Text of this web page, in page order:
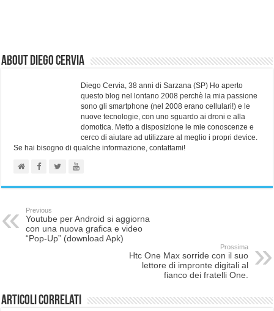
About Diego Cervia
Diego Cervia, 38 anni di Sarzana (SP) Ho aperto
questo blog nel lontano 2008 perchè la mia passione
sono gli smartphone (nel 2008 erano cellulari!) e le
nuove tecnologie, con uno sguardo ai droni e alla
domotica. Metto a disposizione le mie conoscenze e
cerco di aiutare ad utilizzare al meglio i propri device.
Se hai bisogno di qualche informazione, contattami!
Previous
Youtube per Android si aggiorna
con una nuova grafica e video
“Pop-Up” (download Apk)
Prossima
Htc One Max sorride con il suo
lettore di impronte digitali al
fianco dei fratelli One.
Articoli correlati